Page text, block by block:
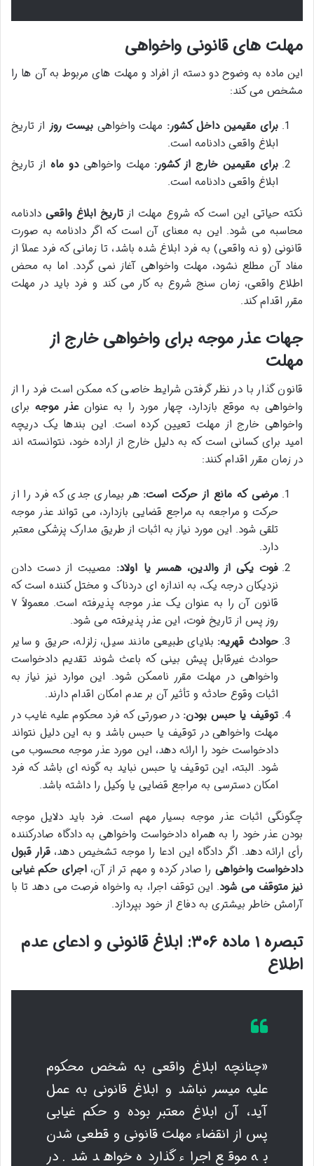
مهلت های قانونی واخواهی
این ماده به وضوح دو دسته از افراد و مهلت های مربوط به آن ها را
مشخص می کند:
برای مقیمین داخل کشور: مهلت واخواهیبیست روز از تاریخ
ابلاغ واقعی دادنامه است.
برای مقیمین خارج از کشور: مهلت واخواهیدو ماه از تاریخ
ابلاغ واقعی دادنامه است.
نکته حیاتی این است که شروع مهلت از تاریخ ابلاغ واقعیدادنامه
محاسبه می شود. این به معنای آن است که اگر دادنامه به صورت
قانونی (و نه واقعی) به فرد ابلاغ شده باشد، تا زمانی که فرد عملاً از
مفاد آن مطلع نشود، مهلت واخواهی آغاز نمی گردد. اما به محض
اطلاع واقعی، زمان سنج شروع به کار می کند و فرد باید در مهلت
مقرر اقدام کند.
جهات عذر موجه برای واخواهی خارج از
مهلت
قانون گذار با در نظر گرفتن شرایط خاصی که ممکن است فرد را از
واخواهی به موقع بازدارد، چهار مورد را به عنوانعذر موجه برای
واخواهی خارج از مهلت تعیین کرده است. این بندها یک دریچه
امید برای کسانی است که به دلیل خارج از اراده خود، نتوانسته اند
در زمان مقرر اقدام کنند:
مرضی که مانع از حرکت است: هر بیماری جدی که فرد را از
حرکت و مراجعه به مراجع قضایی بازدارد، می تواند عذر موجه
تلقی شود. این مورد نیاز به اثبات از طریق مدارک پزشکی معتبر
دارد.
فوت یکی از والدین، همسر یا اولاد: مصیبت از دست دادن
نزدیکان درجه یک، به اندازه ای دردناک و مختل کننده است که
قانون آن را به عنوان یک عذر موجه پذیرفته است. معمولاً ۷
روز پس از تاریخ فوت، این عذر پذیرفته می شود.
حوادث قهریه: بلایای طبیعی مانند سیل، زلزله، حریق و سایر
حوادث غیرقابل پیش بینی که باعث شوند تقدیم دادخواست
واخواهی در مهلت مقرر ناممکن شود. این موارد نیز نیاز به
اثبات وقوع حادثه و تأثیر آن بر عدم امکان اقدام دارند.
توقیف یا حبس بودن: در صورتی که فرد محکوم علیه غایب در
مهلت واخواهی در توقیف یا حبس باشد و به این دلیل نتواند
دادخواست خود را ارائه دهد، این مورد عذر موجه محسوب می
شود. البته، این توقیف یا حبس نباید به گونه ای باشد که فرد
امکان دسترسی به مراجع قضایی یا وکیل را داشته باشد.
چگونگی اثبات عذر موجه بسیار مهم است. فرد باید دلایل موجه
بودن عذر خود را به همراه دادخواست واخواهی به دادگاه صادرکننده
رأی ارائه دهد. اگر دادگاه این ادعا را موجه تشخیص دهد،قرار قبول
دادخواست واخواهی را صادر کرده و مهم تر از آن،اجرای حکم غیابی
نیز متوقف می شود. این توقف اجرا، به واخواه فرصت می دهد تا با
آرامش خاطر بیشتری به دفاع از خود بپردازد.
تبصره ۱ ماده ۳۰۶: ابلاغ قانونی و ادعای عدم
اطلاع
«چنانچه ابلاغ واقعی به شخص محکوم
علیه میسر نباشد و ابلاغ قانونی به عمل
آید، آن ابلاغ معتبر بوده و حکم غیابی
پس از انقضاء مهلت قانونی و قطعی شدن
به موقع اجراء گذارده خواهد شد. در